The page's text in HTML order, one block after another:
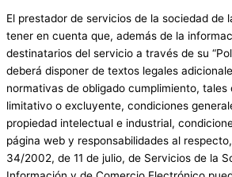
El prestador de servicios de la sociedad de
tener en cuenta que, además de la
destinatarios del servicio a través de su
deberá disponer de textos legales
normativas de obligado cumplimiento,
limitativo o excluyente, condiciones
propiedad intelectual e industrial,
página web y responsabilidades al
34/2002, de 11 de julio, de Servicios de la